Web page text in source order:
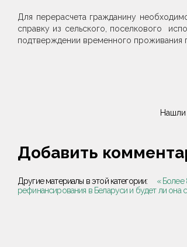
Для перерасчета гражданину
справку из сельского, поселкового
подтверждении временного проживания
Нашли
Добавить
Другие материалы в этой категории: « Более
рефинансирования в Беларуси и будет ли она